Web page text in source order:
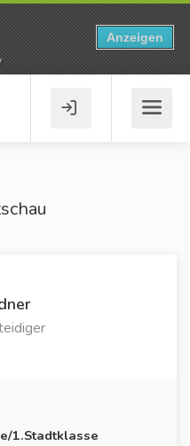
1.Stadtklasse
Anzeigen